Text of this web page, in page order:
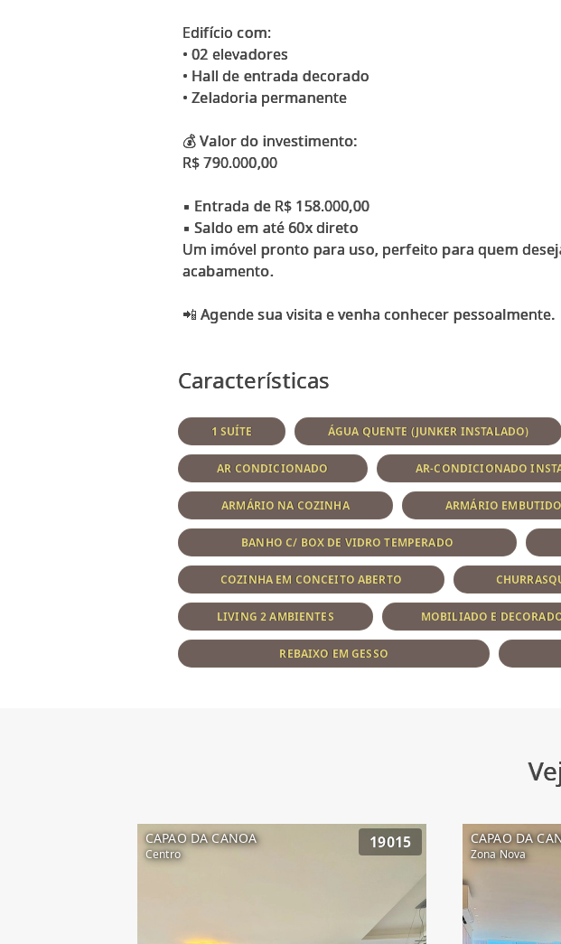
Edifício com:
• 02 elevadores
• Hall de entrada decorado
• Zeladoria permanente
💰 Valor do investimento:
R$ 790.000,00
▪ Entrada de R$ 158.000,00
▪ Saldo em até 60x direto
Um imóvel pronto para uso, perfeito para quem
acabamento.
📲 Agende sua visita e venha conhecer pessoalmente.
Características
1 SUÍTE ÁGUA QUENTE (JUNKER INSTALADO)
AR CONDICIONADO AR-CONDICIONADO
ARMÁRIO NA COZINHA ARMÁRIO EMBUTIDO
BANHO C/ BOX DE VIDRO TEMPERADO
COZINHA EM CONCEITO ABERTO
LIVING 2 AMBIENTES MOBILIADO E
REBAIXO EM GESSO
CAPAO DA CANOA
Centro
19015 CAPAO DA
Zona Nova